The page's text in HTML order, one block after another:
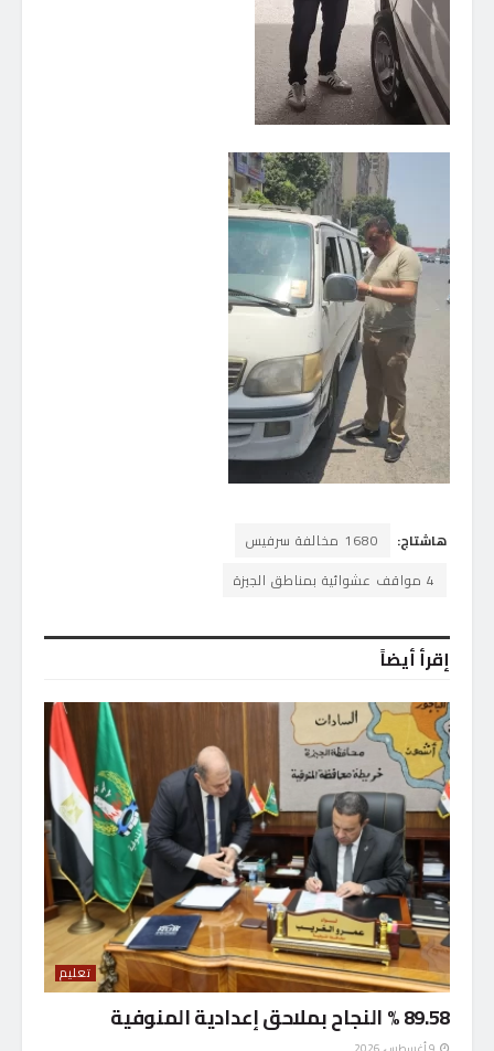
هاشتاج:
1680 مخالفة سرفيس
4 مواقف عشوائية بمناطق الجيزة
إقرأ أيضاً
تعليم
89.58 % النجاح بملاحق إعدادية المنوفية